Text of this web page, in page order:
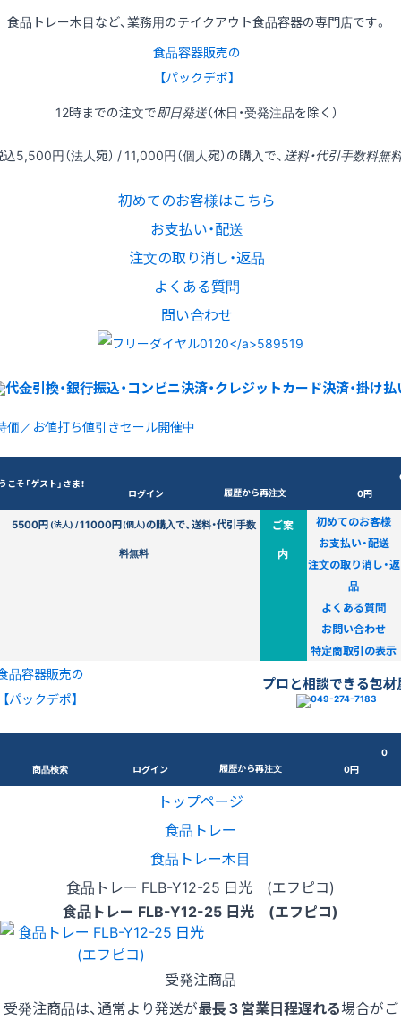
食品トレー木目など、業務用のテイクアウト食品容器の専門店です。
食品容器販売の
【パックデポ】
12時までの注文で即日発送（休日・受発注品を除く）
込5,500円（法人宛） / 11,000円（個人宛）の購入で、 送料・代引手数料無
初めてのお客様はこちら
お支払い・配送
注文の取り消し・返品
よくある質問
問い合わせ
価／お値打ち値引きセール開催中
こそ「ゲスト」さま！
ログイン 履歴から再注文
0円
5500円(法人) /11000円(個人)の購入で、送料・代引手数
料無料
ご案
内
初めてのお客様
お支払い・配送
注文の取り消し・返
品
よくある質問
お問い合わせ
特定商取引の表示
品容器販売の
【パックデポ】
プロと相談できる包材
商品検索 ログイン 履歴から再注文
0
0円
トップページ
食品トレー
食品トレー木目
食品トレー FLB-Y12-25 日光 (エフピコ)
食品トレー FLB-Y12-25 日光 (エフピコ)
受発注商品
受発注商品は、通常より発送が最長３営業日程遅れる場合がご